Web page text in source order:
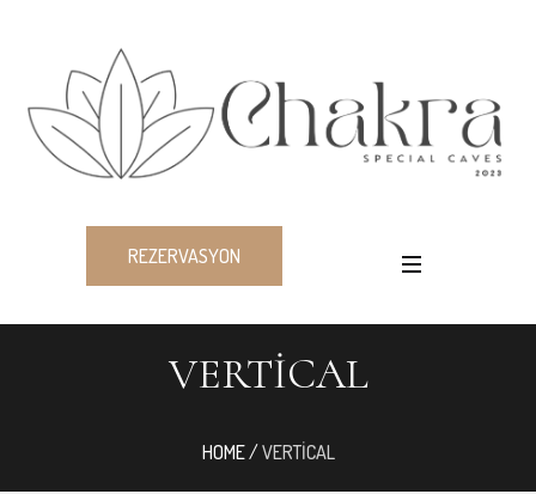
REZERVASYON
VERTICAL
HOME/VERTICAL